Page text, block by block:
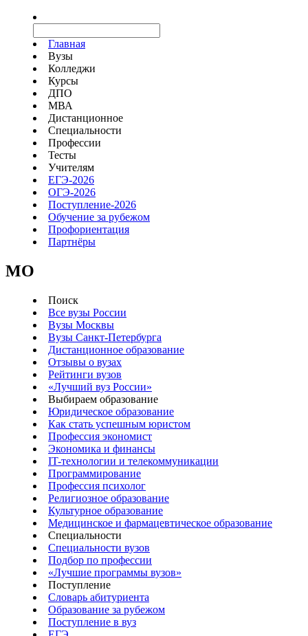
Главная
Вузы
Колледжи
Курсы
ДПО
МВА
Дистанционное
Специальности
Профессии
Тесты
Учителям
ЕГЭ-2026
ОГЭ-2026
Поступление-2026
Обучение за рубежом
Профориентация
Партнёры
MO
Поиск
Все вузы России
Вузы Москвы
Вузы Санкт-Петербурга
Дистанционное образование
Отзывы о вузах
Рейтинги вузов
«Лучший вуз России»
Выбираем образование
Юридическое образование
Как стать успешным юристом
Профессия экономист
Экономика и финансы
IT-технологии и телекоммуникации
Программирование
Профессия психолог
Религиозное образование
Культурное образование
Медицинское и фармацевтическое образование
Специальности
Специальности вузов
Подбор по профессии
«Лучшие программы вузов»
Поступление
Словарь абитуриента
Образование за рубежом
Поступление в вуз